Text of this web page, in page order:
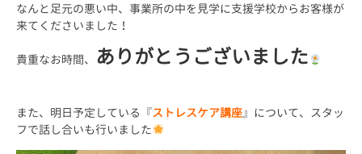
なんと足元の悪い中、事業所の中を見学に支援学校からお客様が
来てくださいました！
貴重なお時間、 ありがとうございました
また、明日予定している『ストレスケア講座』について、スタッ
フで話し合いも行いました